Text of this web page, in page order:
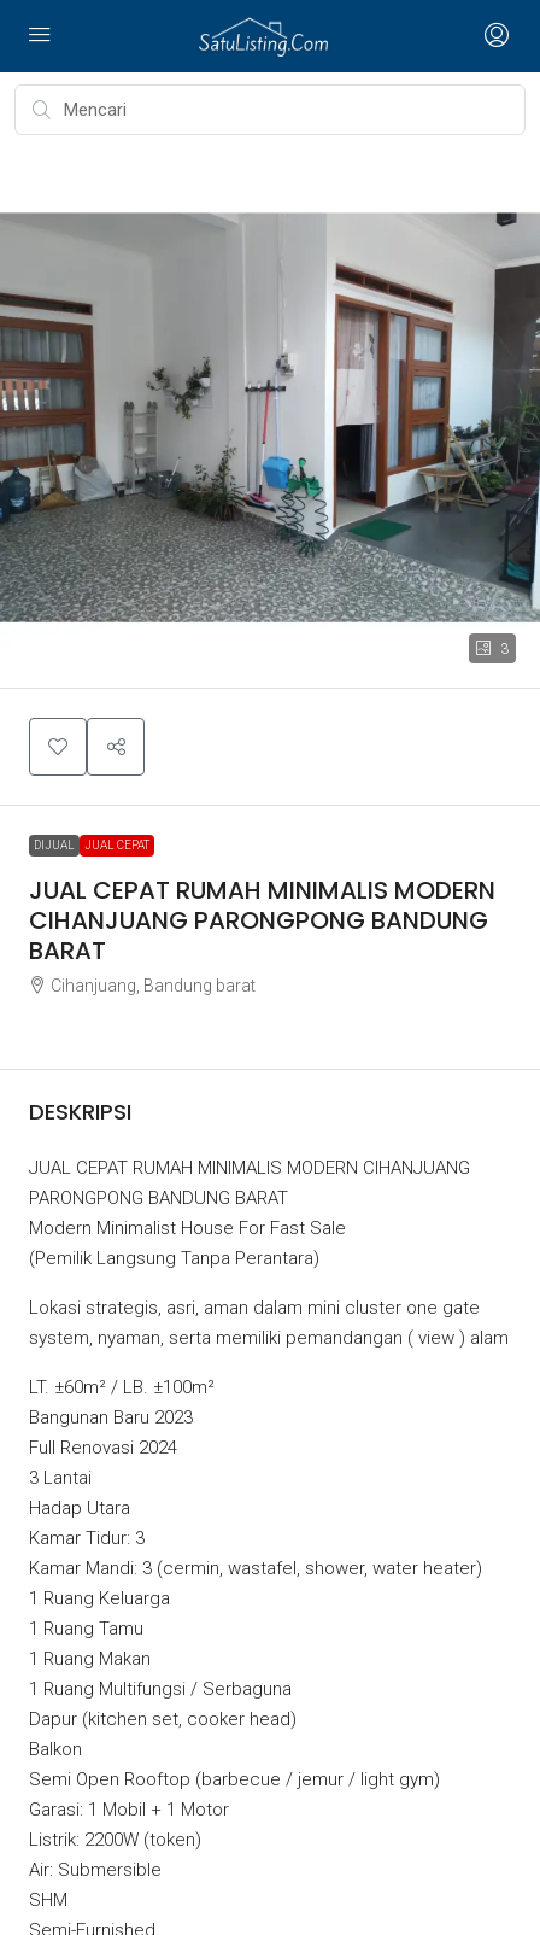
3
DIJUAL JUAL CEPAT
JUAL CEPAT RUMAH MINIMALIS MODERN
CIHANJUANG PARONGPONG BANDUNG
BARAT
Cihanjuang, Bandung barat
DESKRIPSI
JUAL CEPAT RUMAH MINIMALIS MODERN CIHANJUANG
PARONGPONG BANDUNG BARAT
Modern Minimalist House For Fast Sale
(Pemilik Langsung Tanpa Perantara)
Lokasi strategis, asri, aman dalam mini cluster one gate
system, nyaman, serta memiliki pemandangan ( view ) alam
LT. ±60m² / LB. ±100m²
Bangunan Baru 2023
Full Renovasi 2024
3 Lantai
Hadap Utara
Kamar Tidur: 3
Kamar Mandi: 3 (cermin, wastafel, shower, water heater)
1 Ruang Keluarga
1 Ruang Tamu
1 Ruang Makan
1 Ruang Multifungsi / Serbaguna
Dapur (kitchen set, cooker head)
Balkon
Semi Open Rooftop (barbecue / jemur / light gym)
Garasi: 1 Mobil + 1 Motor
Listrik: 2200W (token)
Air: Submersible
SHM
Semi-Furnished